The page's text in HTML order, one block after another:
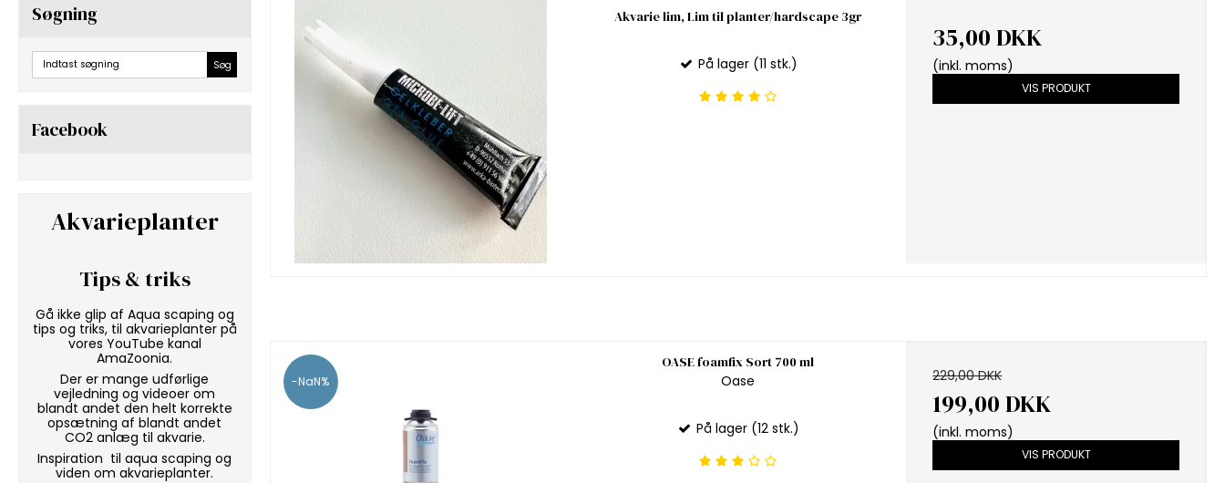
Søgning
Søg
Facebook
Akvarieplanter
Tips & triks
Gå ikke glip af Aqua scaping og
tips og triks, til akvarieplanter på
vores YouTube kanal
AmaZoonia.
Der er mange udførlige
vejledning og videoer om
blandt andet den helt korrekte
opsætning af blandt andet
CO2 anlæg til akvarie.
Inspiration til aqua scaping og
viden om akvarieplanter.
Akvarie lim, Lim til planter/hardscape 3gr
På lager (11 stk.)
35,00 DKK
(inkl. moms)
VIS PRODUKT
-NaN%
OASE foamfix Sort 700 ml
Oase
På lager (12 stk.)
229,00 DKK
199,00 DKK
(inkl. moms)
VIS PRODUKT